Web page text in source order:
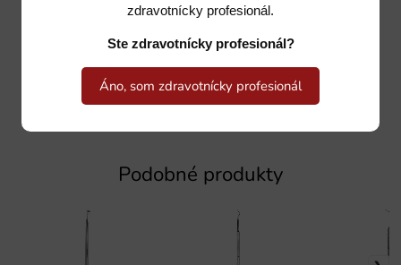
zdravotnícky profesionál.
Ste zdravotnícky profesionál?
Áno, som zdravotnícky profesionál
Podobné produkty